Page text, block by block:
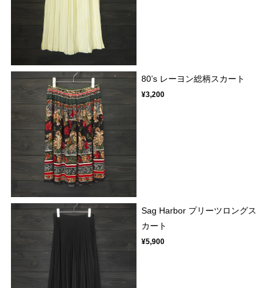
80’s レーヨン総柄スカート
¥3,200
Sag Harbor プリーツロングス
カート
¥5,900